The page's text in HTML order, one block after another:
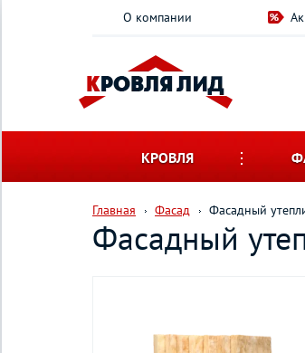
О компании
КРОВЛЯ
Главная Фасад Фасадный
Фасадный